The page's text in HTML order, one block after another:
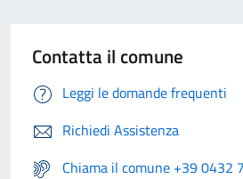
Contatta il comune
Leggi le domande frequenti
Richiedi Assistenza
Chiama il comune +39 0432